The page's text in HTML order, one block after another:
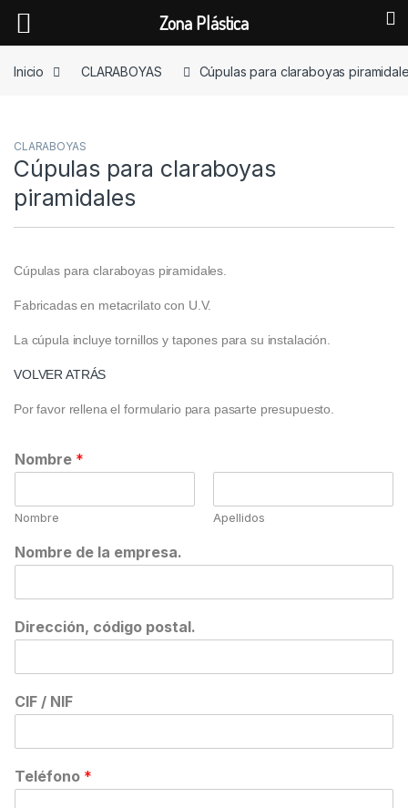
Inicio
CLARABOYAS Cúpulas para claraboyas
CLARABOYAS
Cúpulas para claraboyas
piramidales
Cúpulas para claraboyas piramidales.
Fabricadas en metacrilato con U.V.
La cúpula incluye tornillos y tapones para su instalación.
VOLVER ATRÁS
Por favor rellena el formulario para pasarte presupuesto.
Nombre *
Nombre Apellidos
Nombre de la empresa.
Dirección, código postal.
CIF / NIF
Teléfono *
Zona Plástica